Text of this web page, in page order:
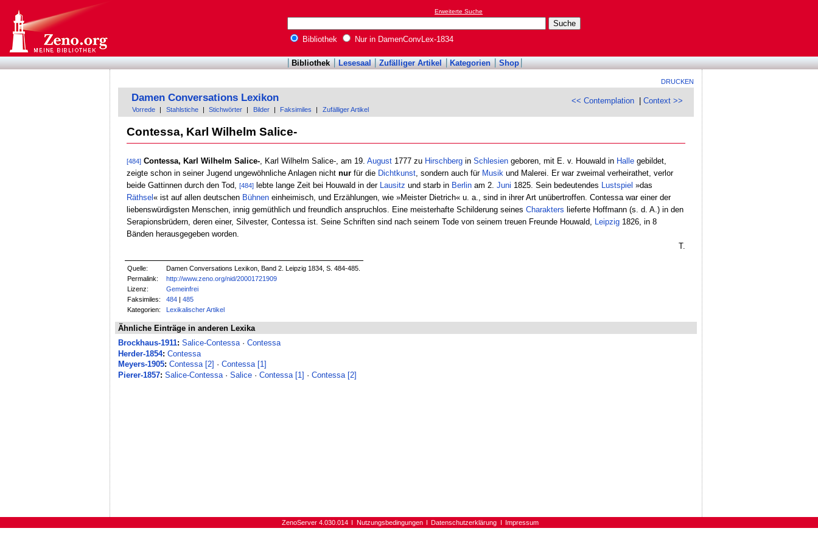
Erweiterte Suche
Bibliothek Nur in DamenConvLex-1834
Bibliothek Lesesaal Zufälliger Artikel Kategorien Shop
DRUCKEN
<< Contemplation |Context >>
Damen Conversations Lexikon
Vorrede Stahlstiche Stichwörter Bilder Faksimiles Zufälliger Artikel
Contessa, Karl Wilhelm Salice-
[484] Contessa, Karl Wilhelm Salice-, Karl Wilhelm Salice-, am 19. August1777 zu Hirschbergin Schlesiengeboren, mit E. v. Houwald in Hallegebildet,
zeigte schon in seiner Jugend ungewöhnliche Anlagen nicht nurfür die Dichtkunst, sondern auch für Musik und Malerei. Er war zweimal verheirathet, verlor
beide Gattinnen durch den Tod,
[484]lebte lange Zeit bei Houwald in der Lausitz und starb in Berlinam 2. Juni 1825. Sein bedeutendes Lustspiel »das
Räthsel « ist auf allen deutschen Bühneneinheimisch, und Erzählungen, wie »Meister Dietrich« u. a., sind in ihrer Art unübertroffen. Contessa war einer der
liebenswürdigsten Menschen, innig gemüthlich und freundlich anspruchlos. Eine meisterhafte Schilderung seines Charakters lieferte Hoffmann (s. d. A.) in den
Serapionsbrüdern, deren einer, Silvester, Contessa ist. Seine Schriften sind nach seinem Tode von seinem treuen Freunde Houwald,
Leipzig1826, in 8
Bänden herausgegeben worden.
T.
Quelle:
Damen Conversations Lexikon, Band 2. Leipzig 1834, S. 484-485.
Permalink:
http://www.zeno.org/nid/20001721909
Lizenz:
Gemeinfrei
Faksimiles:
484 |485
Kategorien:
Lexikalischer Artikel
Ähnliche Einträge in anderen Lexika
Brockhaus-1911: Salice-Contessa·Contessa
Herder-1854: Contessa
Meyers-1905: Contessa [2] ·Contessa [1]
Pierer-1857: Salice-Contessa·Salice ·Contessa [1] ·Contessa [2]
ZenoServer 4.030.014 Nutzungsbedingungen Datenschutzerklärung Impressum